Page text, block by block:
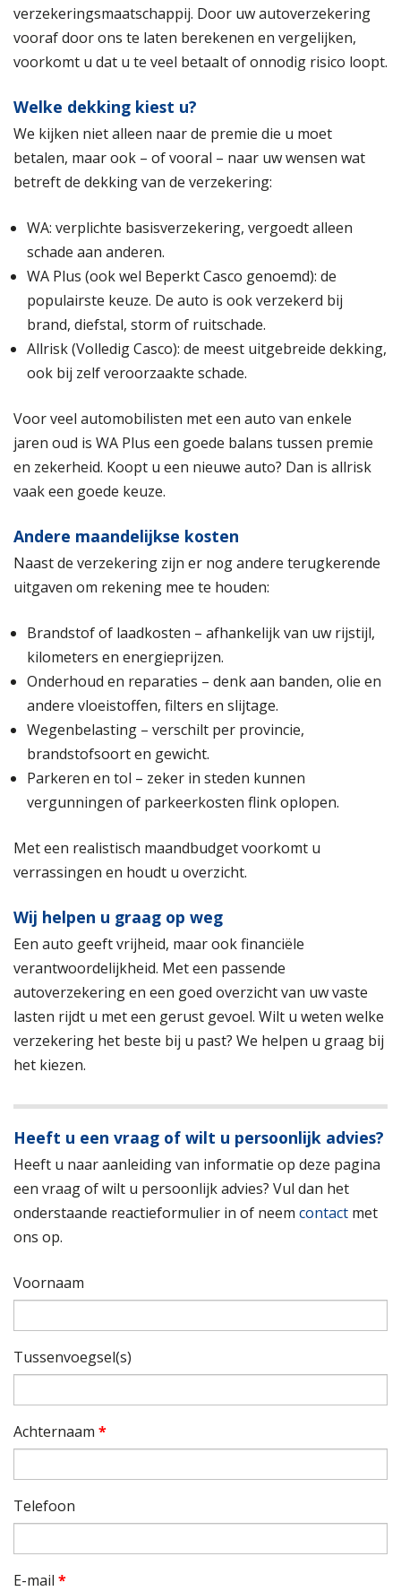
verzekeringsmaatschappij. Door uw autoverzekering
vooraf door ons te laten berekenen en vergelijken,
voorkomt u dat u te veel betaalt of onnodig risico loopt.
Welke dekking kiest u?
We kijken niet alleen naar de premie die u moet
betalen, maar ook – of vooral – naar uw wensen wat
betreft de dekking van de verzekering:
WA: verplichte basisverzekering, vergoedt alleen
schade aan anderen.
WA Plus (ook wel Beperkt Casco genoemd): de
populairste keuze. De auto is ook verzekerd bij
brand, diefstal, storm of ruitschade.
Allrisk (Volledig Casco): de meest uitgebreide dekking,
ook bij zelf veroorzaakte schade.
Voor veel automobilisten met een auto van enkele
jaren oud is WA Plus een goede balans tussen premie
en zekerheid. Koopt u een nieuwe auto? Dan is allrisk
vaak een goede keuze.
Andere maandelijkse kosten
Naast de verzekering zijn er nog andere terugkerende
uitgaven om rekening mee te houden:
Brandstof of laadkosten – afhankelijk van uw rijstijl,
kilometers en energieprijzen.
Onderhoud en reparaties – denk aan banden, olie en
andere vloeistoffen, filters en slijtage.
Wegenbelasting – verschilt per provincie,
brandstofsoort en gewicht.
Parkeren en tol – zeker in steden kunnen
vergunningen of parkeerkosten flink oplopen.
Met een realistisch maandbudget voorkomt u
verrassingen en houdt u overzicht.
Wij helpen u graag op weg
Een auto geeft vrijheid, maar ook financiële
verantwoordelijkheid. Met een passende
autoverzekering en een goed overzicht van uw vaste
lasten rijdt u met een gerust gevoel. Wilt u weten welke
verzekering het beste bij u past? We helpen u graag bij
het kiezen.
Heeft u een vraag of wilt u persoonlijk advies?
Heeft u naar aanleiding van informatie op deze pagina
een vraag of wilt u persoonlijk advies? Vul dan het
onderstaande reactieformulier in of neem contact met
ons op.
Voornaam
Tussenvoegsel(s)
Achternaam *
Telefoon
E-mail *